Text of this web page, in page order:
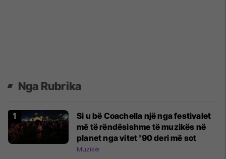
Nga Rubrika
Si u bë Coachella një nga festivalet
më të rëndësishme të muzikës në
planet nga vitet '90 deri më sot
Muzikë